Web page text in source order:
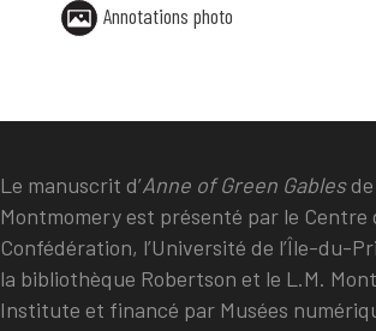
Annotations photo
Le manuscrit d’Anne of Green Gablesde
Montmomery est présenté par le Centre
Confédération, l’Université de l’Île-du-
la bibliothèque Robertson et le L.M.
Institute et financé par Musées